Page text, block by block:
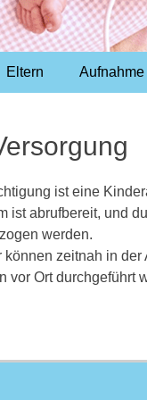
Eltern Aufnahme
ist eine
ist abrufbereit, und
werden.
zeitnah in
vor Ort durchgeführt